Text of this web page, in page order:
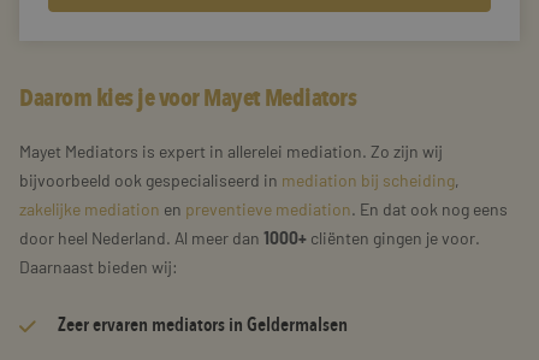
Daarom kies je voor Mayet Mediators
Mayet Mediators is expert in allerelei mediation. Zo zijn wij
bijvoorbeeld ook gespecialiseerd in mediation bij scheiding,
zakelijke mediation en preventieve mediation. En dat ook nog eens
door heel Nederland. Al meer dan 1000+ cliënten gingen je voor.
Daarnaast bieden wij:
Zeerervaren mediators in Geldermalsen